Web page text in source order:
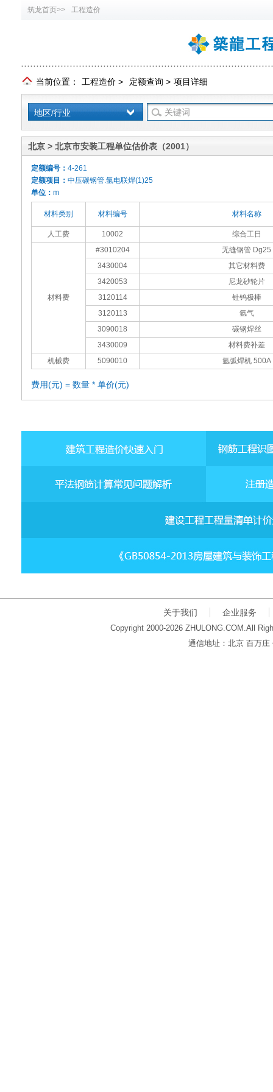
筑龙首页>> 工程造价
当前位置： 工程造价 > 定额查询 > 项目详细
地区/行业
北京 > 北京市安装工程单位估价表（2001）
定额编号： 4-261
定额项目： 中压碳钢管.氩电联焊(1)25
单位： m
材料类别 材料编号 材料名称
人工费 10002 综合工日
材料费
#3010204
无缝钢管 Dg25
3430004
其它材料费
3420053
尼龙砂轮片
3120114
钍钨极棒
3120113
氩气
3090018
碳钢焊丝
3430009
材料费补差
机械费
5090010 氩弧焊机 500A
费用(元) = 数量 * 单价(元)
关于我们 企业服务
Copyright 2000-2026 ZHULONG.COM.All
通信地址：北京 百万